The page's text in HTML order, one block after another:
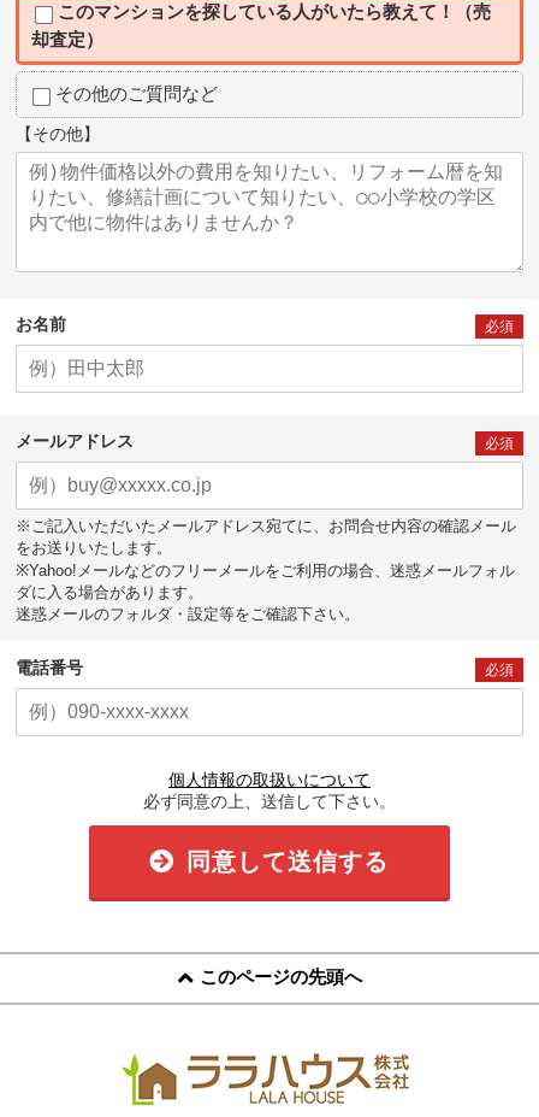
このマンションを探している人がいたら教えて！（売
却査定）
その他のご質問など
【その他】
お名前 必須
メールアドレス 必須
※ご記入いただいたメールアドレス宛てに、お問合せ内容の確認メール
をお送りいたします。
※Yahoo!メールなどのフリーメールをご利用の場合、迷惑メールフォル
ダに入る場合があります。
迷惑メールのフォルダ・設定等をご確認下さい。
電話番号 必須
個人情報の取扱いについて
必ず同意の上、送信して下さい。
同意して送信する
このページの先頭へ